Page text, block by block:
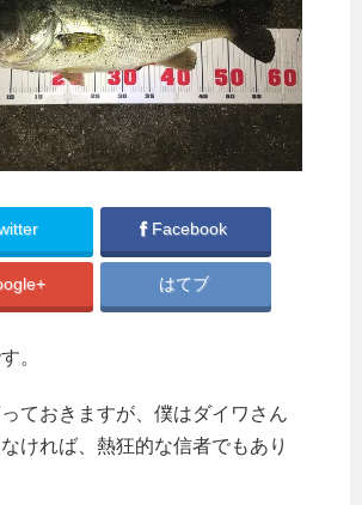
Facebook
はてブ
。
ておきますが、僕はダイワさん
ければ、熱狂的な信者でもあり